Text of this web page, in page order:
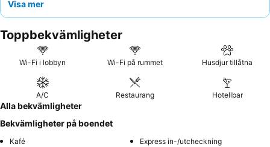
denutmärkta, varierade frukosten
upplevelse, överväg att äta på hotellets
erbjuder mycket hyllad japansk-peruansk fusionmat.
Visa mer
Toppbekvämligheter
Wi-Fi i lobbyn Wi-Fi på rummet Husdjur tillåtna
A/C Restaurang Hotellbar
Alla bekvämligheter
Bekvämligheter på boendet
Kafé
Express in-/utcheckning